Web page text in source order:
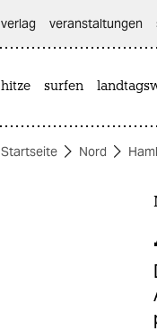
themen
verlag
veranstaltungen
hitze surfen
Startseite Nord